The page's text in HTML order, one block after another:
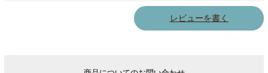
レビューを書く